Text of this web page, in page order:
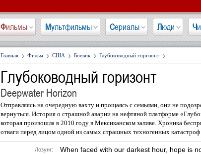
Фильмы Мультфильмы Сериалы Люди
Главная Фильм США Боевик Глубоководный горизонт
Глубоководный горизонт
Deepwater Horizon
Отправляясь на очередную вахту и прощаясь с семьями, они не
вернуться. История о страшной аварии на нефтяной платформе
которая произошла в 2010 году в Мексиканском заливе. Хроника
отваги перед лицом одной из самых страшных техногенных
Лозунг: When faced with our darkest hour, hope is